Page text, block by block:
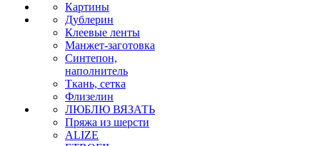
Картины
Дублерин
Клеевые ленты
Манжет-заготовка
Синтепон,
наполнитель
Ткань, сетка
Флизелин
ЛЮБЛЮ ВЯЗАТЬ
Пряжа из шерсти
ALIZE